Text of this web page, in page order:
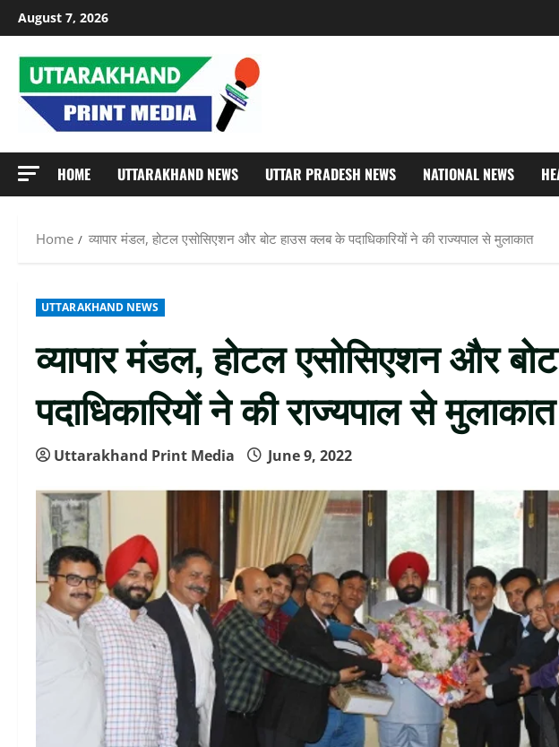
Skip
to
content
August 7, 2026
HOME UTTARAKHAND NEWS UTTAR PRADESH NEWS NATIONAL NEWS
Home व्यापार मंडल, होटल एसोसिएशन और बोट हाउस क्लब के पदाधिकारियों ने की राज्यपाल से मुलाकात
UTTARAKHAND NEWS
व्यापार मंडल, होटल एसोसिएशन और
पदाधिकारियों ने की राज्यपाल से मुलाकात
Uttarakhand Print Media June 9, 2022